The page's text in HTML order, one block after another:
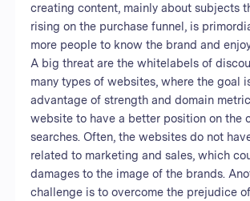
creating content, mainly about subjects
rising on the purchase funnel, is
more people to know the brand and
A big threat are the whitelabels of
many types of websites, where the goal
advantage of strength and domain
website to have a better position on the
searches. Often, the websites do not
related to marketing and sales, which
damages to the image of the brands.
challenge is to overcome the prejudice